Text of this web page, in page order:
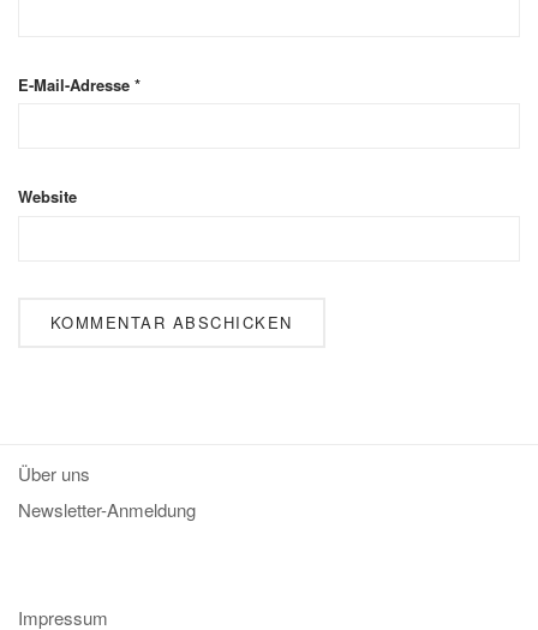
E-Mail-Adresse *
Website
Über uns
Newsletter-Anmeldung
Impressum